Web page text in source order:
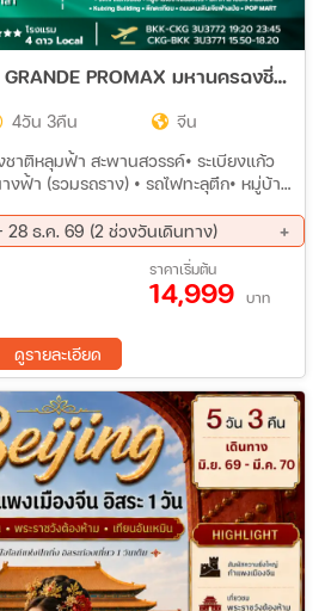
ทัวร์จีน CHONGQING GRANDE PROMAX มหานครฉงชิ่ง ภูเขานางฟ้า อุทยานหลุมฟ้า ไม่ลงร้าน+ไม่มีฟรีเดย์ 4วัน 3คืน (3U)
4วัน 3คืน
จีน
าติหลุมฟ้า สะพานสวรรค์• ระเบียงแก้ว
งฟ้า (รวมรถราง) • รถไฟทะลุตึก• หมู่บ้าน
Kuixing Building • ตึกตะเกียบ • ถนนคน
ธ.ค. 69 (2 ช่วงวันเดินทาง)
25 ธ.ค. 69 - 28 ธ.ค. 69
ราคาเริ่มต้น
14,999 บาท
ดูรายละเอียด